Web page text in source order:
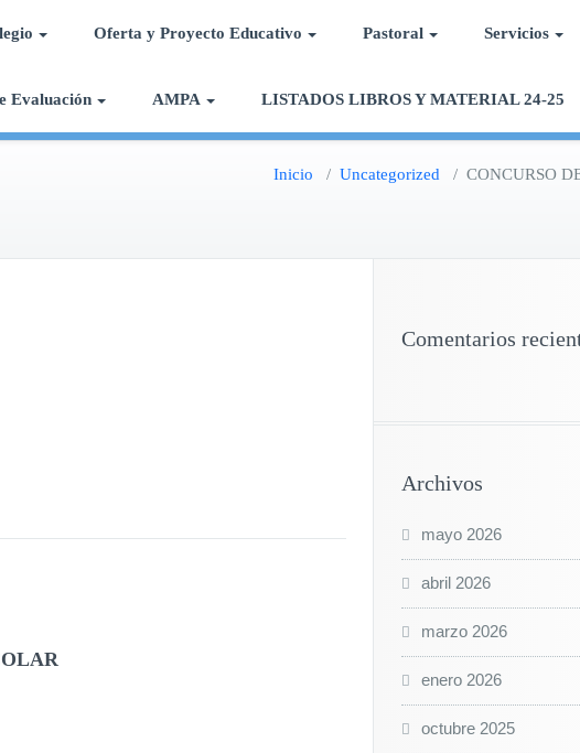
Oferta y Proyecto Educativo Pastoral Servicios
Evaluación AMPA LISTADOS LIBROS Y MATERIAL 24-25
Inicio / Uncategorized / CONCURSO
Comentarios
Archivos
mayo 2026
abril 2026
marzo 2026
enero 2026
octubre 2025